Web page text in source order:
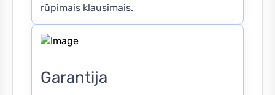
rūpimais klausimais.
Garantija